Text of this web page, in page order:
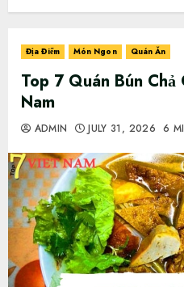
Địa Điểm Món Ngon Quán Ăn
Top 7 Quán Bún Chả
Nam
ADMIN JULY 31, 2026 6